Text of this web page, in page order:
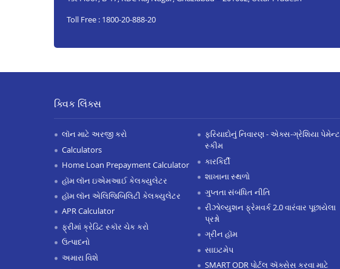
Toll Free : 1800-20-888-20
ક્વિક લિંક્સ
લૉન માટે અરજી કરો
Calculators
Home Loan Prepayment Calculator
હૉમ લૉન ઇએમઆઈ કેલક્યુલેટર
હૉમ લૉન એલિજિબિલિટી કેલક્યુલેટર
APR Calculator
ફ્રીમાં ક્રેડિટ સ્કૉર ચેક કરો
ઉત્પાદનો
અમારા વિશે
ફરિયાદોનું નિવારણ - એક્સ-ગ્રેશિયા પેમેન્ટ
સ્કીમ
કારકિર્દી
શાખાના સ્થળો
ગુપ્તતા સંબંધિત નીતિ
રીઝોલ્યુશન ફ્રેમવર્ક 2.0 વારંવાર પૂછાયેલા
પ્રશ્નો
ગ્રીન હૉમ
સાઇટમેપ
SMART ODR પોર્ટલ ઍક્સેસ કરવા માટે